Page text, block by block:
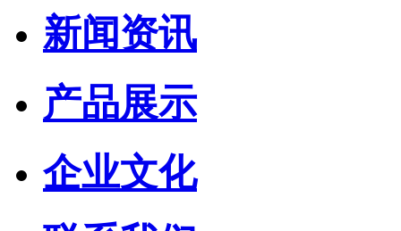
新闻资讯
产品展示
企业文化